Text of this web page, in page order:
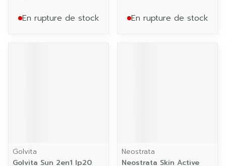
En rupture de stock En rupture de stock
Golvita
Golvita Sun 2en1 Ip20
Neostrata
Neostrata Skin Active